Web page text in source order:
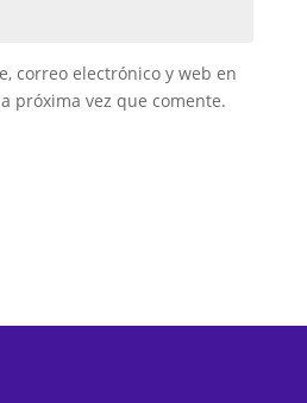
correo electrónico y web en
próxima vez que comente.